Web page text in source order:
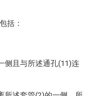
括：
侧且与所述通孔(11)连